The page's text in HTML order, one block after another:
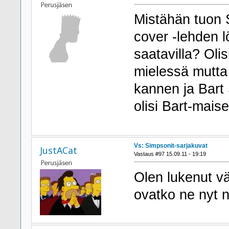
Mistähän tuon
cover -lehden
saatavilla?
mielessä
kannen ja
olisi Bart-
JustACat Vs: Simpsonit-sarjakuvat
Vastaus #97 15.09.11 - 19:19
Olen lukenut
ovatko ne nyt